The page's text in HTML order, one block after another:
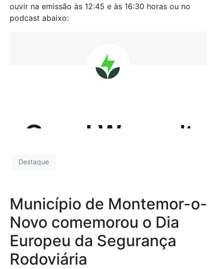
ouvir na emissão às 12:45 e às 16:30 horas ou no
podcast abaixo:
Destaque
Município de Montemor-o-
Novo comemorou o Dia
Europeu da Segurança
Rodoviária